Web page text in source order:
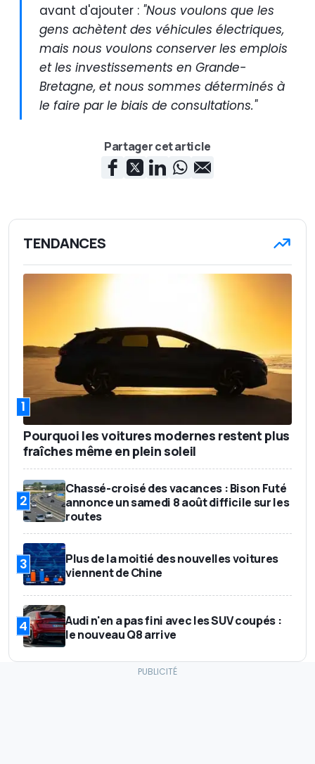
avant d'ajouter : "Nous voulons que les
gens achètent des véhicules électriques,
mais nous voulons conserver les emplois
et les investissements en Grande-
Bretagne, et nous sommes déterminés à
le faire par le biais de consultations."
Partager cet article
TENDANCES
1
Pourquoi les voitures modernes restent plus
fraîches même en plein soleil
2
Chassé-croisé des vacances : Bison Futé
annonce un samedi 8 août difficile sur les
routes
3
Plus de la moitié des nouvelles voitures
viennent de Chine
4
Audi n'en a pas fini avec les SUV coupés :
le nouveau Q8 arrive